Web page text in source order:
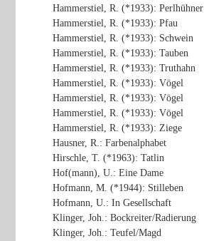
Hammerstiel, R. (*1933): Perlhühner
Hammerstiel, R. (*1933): Pfau
Hammerstiel, R. (*1933): Schwein
Hammerstiel, R. (*1933): Tauben
Hammerstiel, R. (*1933): Truthahn
Hammerstiel, R. (*1933): Vögel
Hammerstiel, R. (*1933): Vögel
Hammerstiel, R. (*1933): Vögel
Hammerstiel, R. (*1933): Ziege
Hausner, R.: Farbenalphabet
Hirschle, T. (*1963): Tatlin
Hof(mann), U.: Eine Dame
Hofmann, M. (*1944): Stilleben
Hofmann, U.: In Gesellschaft
Klinger, Joh.: Bockreiter/Radierung
Klinger, Joh.: Teufel/Magd